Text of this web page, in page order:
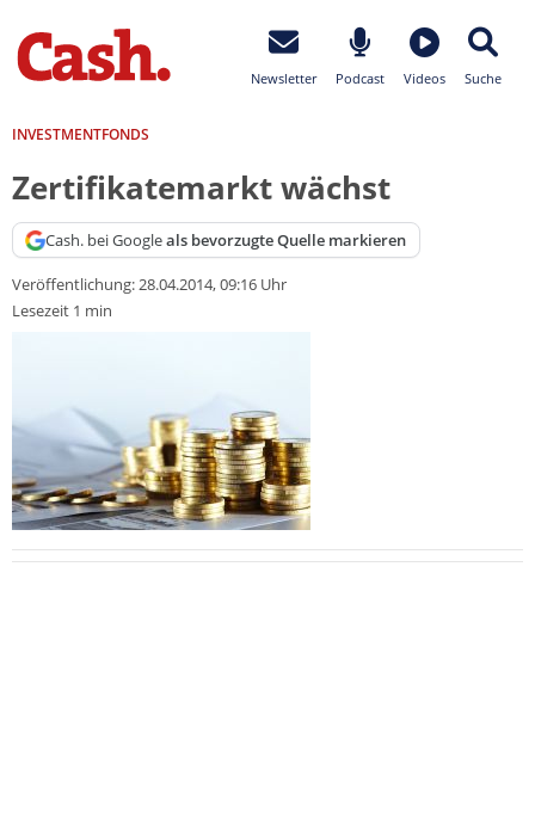
Newsletter Podcast Videos Suche
INVESTMENTFONDS
Zertifikatemarkt wächst
Cash. bei Googleals bevorzugte Quelle markieren
Veröffentlichung:28.04.2014, 09:16 Uhr
Lesezeit 1 min